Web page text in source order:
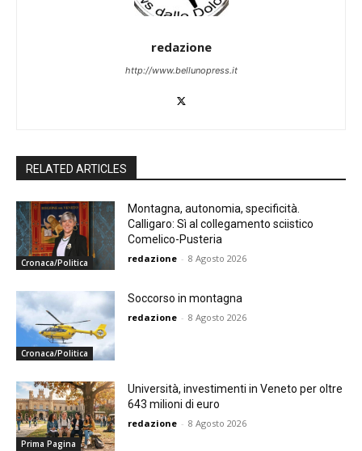
redazione
http://www.bellunopress.it
RELATED ARTICLES
Cronaca/Politica
Montagna, autonomia, specificità.
Calligaro: Sì al collegamento sciistico
Comelico-Pusteria
redazione - 8 Agosto 2026
Cronaca/Politica
Soccorso in montagna
redazione - 8 Agosto 2026
Prima Pagina
Università, investimenti in Veneto per oltre
643 milioni di euro
redazione - 8 Agosto 2026